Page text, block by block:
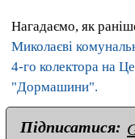
Нагадаємо, як
Миколаєві
4-го колектора на
"Дормашини".
Підписатися: